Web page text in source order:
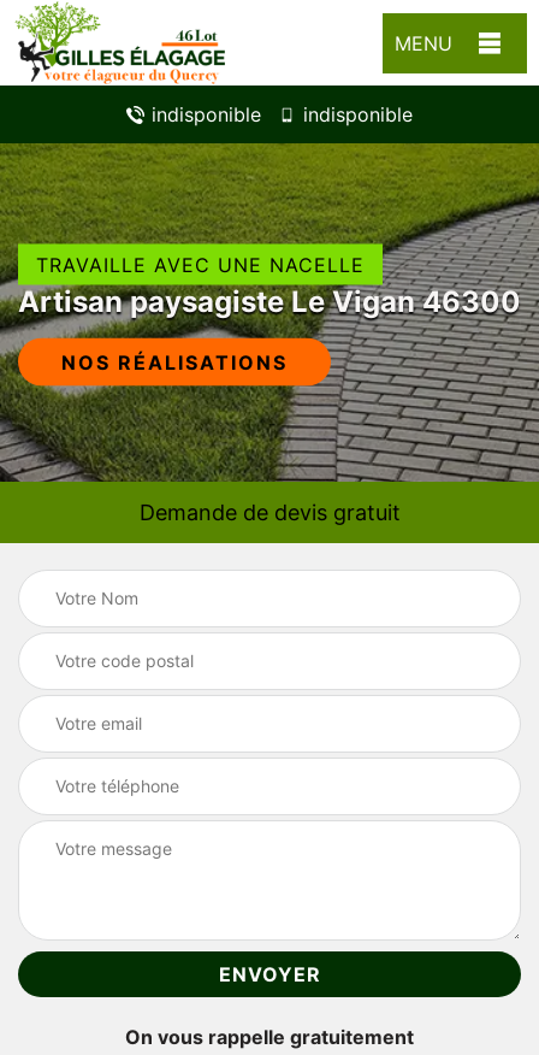
MENU
indisponible indisponible
TRAVAILLE AVEC UNE NACELLE
Artisan paysagiste Le Vigan 46300
NOS RÉALISATIONS
Demande de devis gratuit
On vous rappelle gratuitement